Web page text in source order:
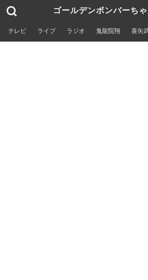
ゴールデンボンバーち
テレビ ライブ ラジオ 鬼龍院翔 喜矢